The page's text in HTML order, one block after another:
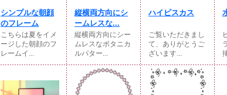
シンプルな朝顔
のフレーム
こちらは夏をイメ
ージした朝顔のフ
レームイ...
縦横両方向にシ
ームレスな...
縦横両方向にシー
ムレスなボタニカ
ルパター...
ハイビスカス
ご覧いただきまし
て、ありがとうご
ざいます...